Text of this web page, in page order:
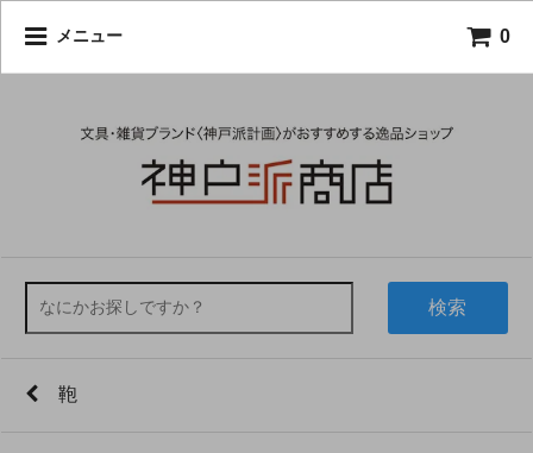
メニュー 0
検索
鞄